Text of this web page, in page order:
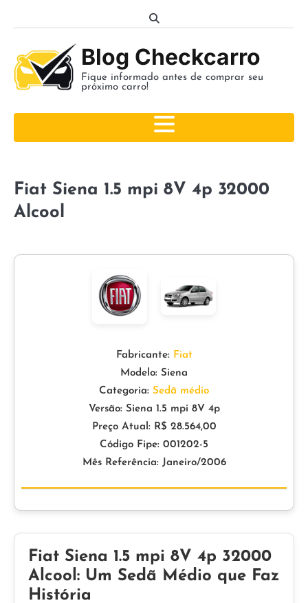
Blog Checkcarro
Fique informado antes de comprar seu
próximo carro!
Fiat Siena 1.5 mpi 8V 4p 32000
Alcool
Fabricante: Fiat
Modelo: Siena
Categoria: Sedã médio
Versão: Siena 1.5 mpi 8V 4p
Preço Atual: R$ 28.564,00
Código Fipe: 001202-5
Mês Referência: Janeiro/2006
Fiat Siena 1.5 mpi 8V 4p 32000
Alcool: Um Sedã Médio que Faz
História